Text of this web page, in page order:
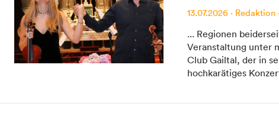
13.07.2026· Redaktion·
... Regionen
Veranstaltung unter
Club Gailtal, der in
hochkarätiges
/ Statistik
/ Kontakt
Registrieren
FAQ & Service